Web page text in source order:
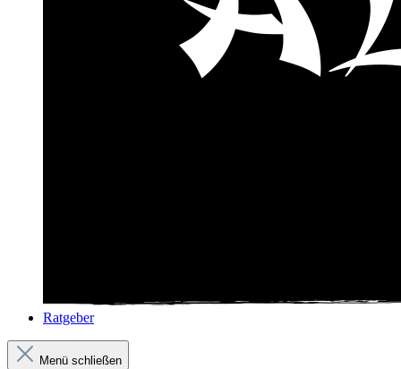
Ratgeber
Menü schließen